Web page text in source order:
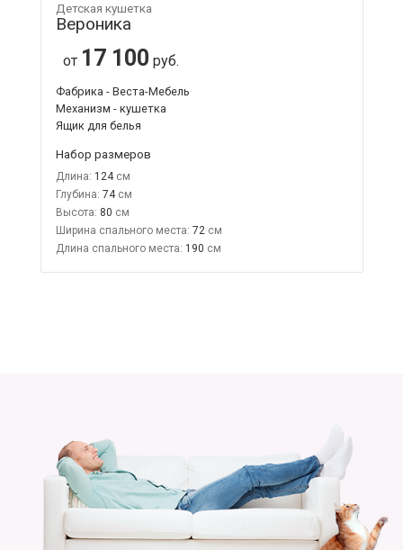
Детская кушетка
Вероника
от 17 100 руб.
Фабрика - Веста-Мебель
Механизм - кушетка
Ящик для белья
Набор размеров
Длина: 124
Глубина: 74
Высота: 80
Ширина спального места: 72
Длина спального места: 190